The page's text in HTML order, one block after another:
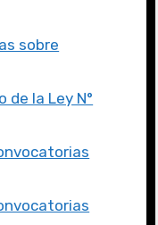
sobre
la Ley N°